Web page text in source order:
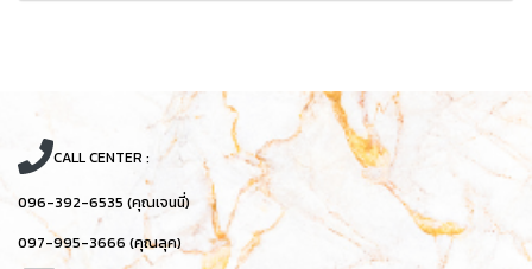
CALL CENTER :
096-392-6535 (คุณเจนนี่)
097-995-3666 (คุณลุค)